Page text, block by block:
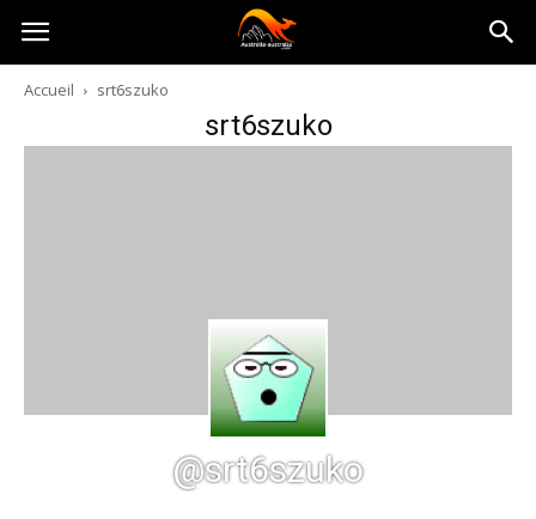
Australia-
australie.com
Accueil srt6szuko
srt6szuko
@srt6szuko